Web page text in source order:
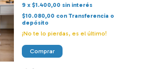
9 x $1.400,00 sin interés
$10.080,00 con Transferencia o
depósito
¡No te lo pierdas, es el último!
Comprar